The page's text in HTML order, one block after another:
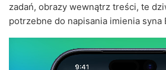
zadań, obrazy wewnątrz treści, te
potrzebne do napisania imienia syna